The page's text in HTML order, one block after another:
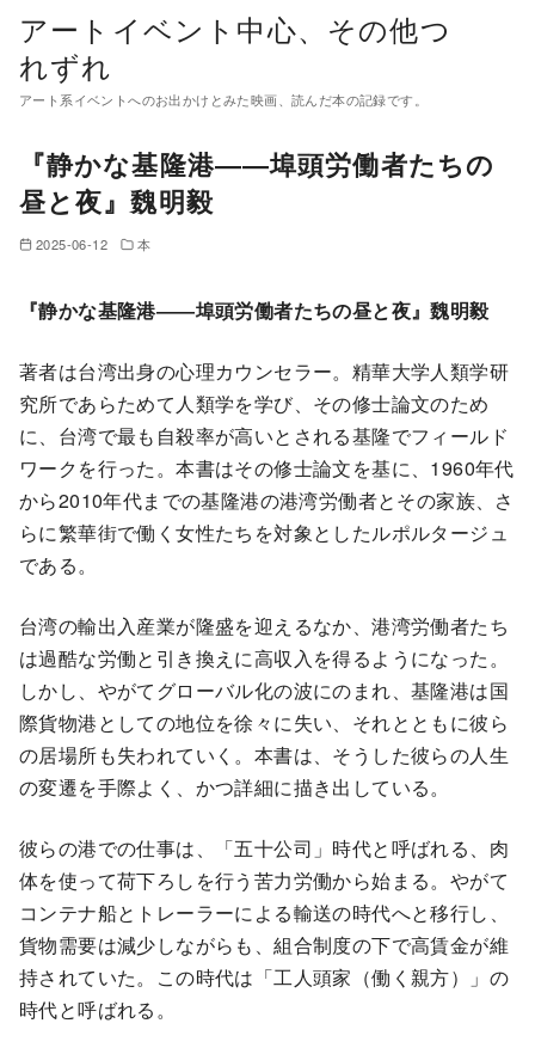
アートイベント中心、その他つ
れずれ
アート系イベントへのお出かけとみた映画、読んだ本の記録です。
『静かな基隆港――埠頭労働者たちの
昼と夜』魏明毅
2025-06-12 本
『静かな基隆港――埠頭労働者たちの昼と夜』魏明毅
著者は台湾出身の心理カウンセラー。精華大学人類学研
究所であらためて人類学を学び、その修士論文のため
に、台湾で最も自殺率が高いとされる基隆でフィールド
ワークを行った。本書はその修士論文を基に、1960年代
から2010年代までの基隆港の港湾労働者とその家族、さ
らに繁華街で働く女性たちを対象としたルポルタージュ
である。
台湾の輸出入産業が隆盛を迎えるなか、港湾労働者たち
は過酷な労働と引き換えに高収入を得るようになった。
しかし、やがてグローバル化の波にのまれ、基隆港は国
際貨物港としての地位を徐々に失い、それとともに彼ら
の居場所も失われていく。本書は、そうした彼らの人生
の変遷を手際よく、かつ詳細に描き出している。
彼らの港での仕事は、「五十公司」時代と呼ばれる、肉
体を使って荷下ろしを行う苦力労働から始まる。やがて
コンテナ船とトレーラーによる輸送の時代へと移行し、
貨物需要は減少しながらも、組合制度の下で高賃金が維
持されていた。この時代は「工人頭家（働く親方）」の
時代と呼ばれる。